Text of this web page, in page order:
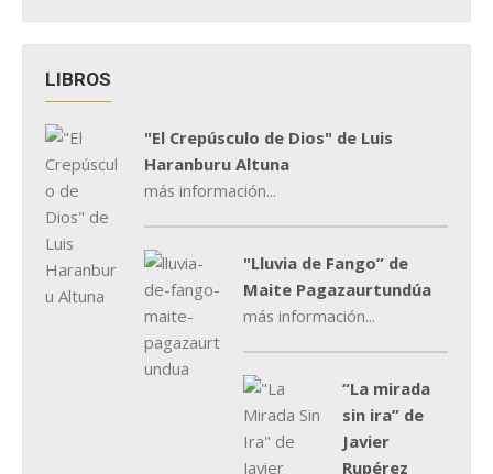
LIBROS
"El Crepúsculo de Dios" de Luis
Haranburu Altuna
más información...
"Lluvia de Fango” de
Maite Pagazaurtundúa
más información...
“La mirada
sin ira” de
Javier
Rupérez